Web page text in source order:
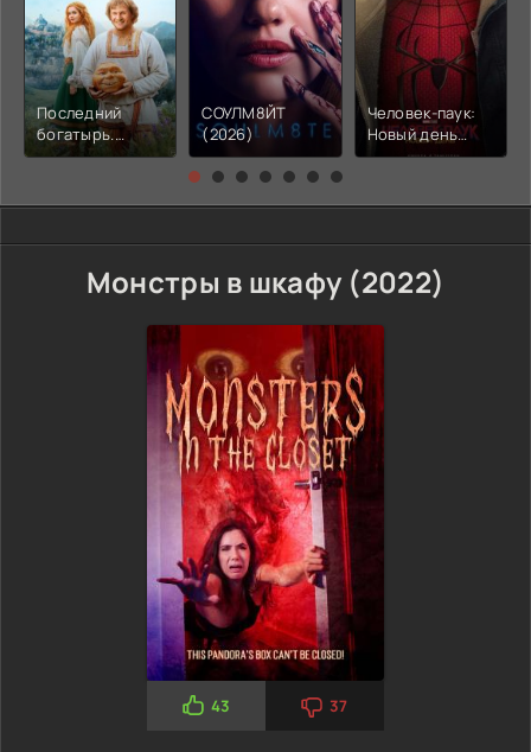
Последний
богатырь.
Колобок (2026)
СОУЛМ8ЙТ
(2026)
Человек-паук:
Новый день
(2026)
Монстры в шкафу (2022)
43 37